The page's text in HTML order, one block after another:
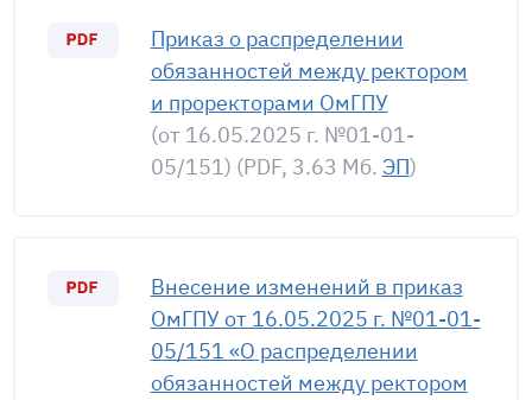
Приказ о распределении
обязанностей между ректором
и проректорами ОмГПУ
(от 16.05.2025 г. №01-01-
05/151) (PDF, 3.63 Мб. ЭП)
Внесение изменений в приказ
ОмГПУ от 16.05.2025 г. №01-01-
05/151 «О распределении
обязанностей между ректором